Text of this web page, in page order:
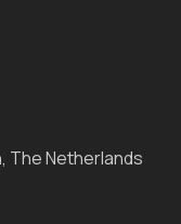
The Netherlands